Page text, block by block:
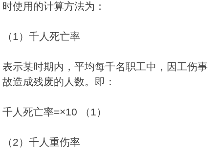
时使用的计算方法为：
（1）千人死亡率
表示某时期内，平均每千名职工中，因工伤事
故造成残废的人数。即：
千人死亡率=×10 （1）
（2）千人重伤率